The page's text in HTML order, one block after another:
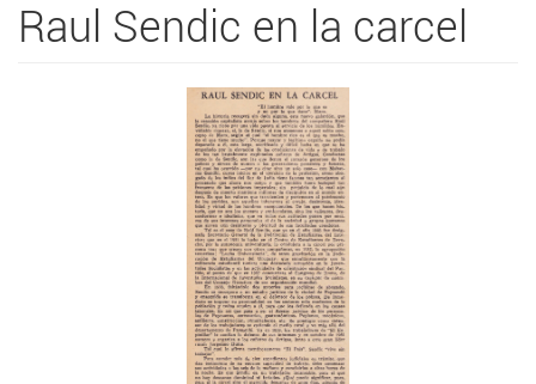
Raul Sendic en la carcel